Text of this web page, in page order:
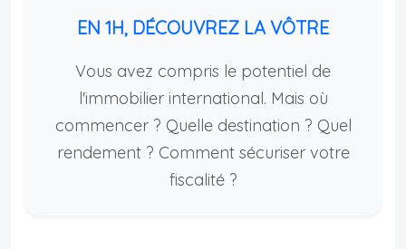
EN 1H, DÉCOUVREZ LA VÔTRE
Vous avez compris le potentiel de
l'immobilier international. Mais où
commencer ? Quelle destination ? Quel
rendement ? Comment sécuriser votre
fiscalité ?